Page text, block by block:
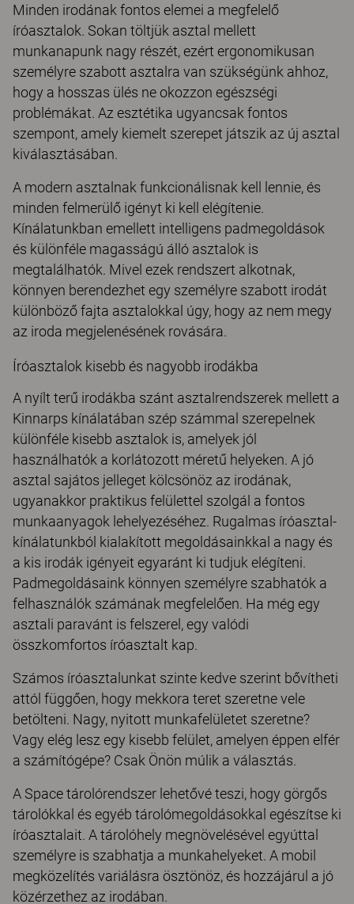
Minden irodának fontos elemei a megfelelő
íróasztalok. Sokan töltjük asztal mellett
munkanapunk nagy részét, ezért ergonomikusan
személyre szabott asztalra van szükségünk ahhoz,
hogy a hosszas ülés ne okozzon egészségi
problémákat. Az esztétika ugyancsak fontos
szempont, amely kiemelt szerepet játszik az új asztal
kiválasztásában.
A modern asztalnak funkcionálisnak kell lennie, és
minden felmerülő igényt ki kell elégítenie.
Kínálatunkban emellett intelligens padmegoldások
és különféle magasságú álló asztalok is
megtalálhatók. Mivel ezek rendszert alkotnak,
könnyen berendezhet egy személyre szabott irodát
különböző fajta asztalokkal úgy, hogy az nem megy
az iroda megjelenésének rovására.
Íróasztalok kisebb és nagyobb irodákba
A nyílt terű irodákba szánt asztalrendszerek mellett a
Kinnarps kínálatában szép számmal szerepelnek
különféle kisebb asztalok is, amelyek jól
használhatók a korlátozott méretű helyeken. A jó
asztal sajátos jelleget kölcsönöz az irodának,
ugyanakkor praktikus felülettel szolgál a fontos
munkaanyagok lehelyezéséhez. Rugalmas íróasztal-
kínálatunkból kialakított megoldásainkkal a nagy és
a kis irodák igényeit egyaránt ki tudjuk elégíteni.
Padmegoldásaink könnyen személyre szabhatók a
felhasználók számának megfelelően. Ha még egy
asztali paravánt is felszerel, egy valódi
összkomfortos íróasztalt kap.
Számos íróasztalunkat szinte kedve szerint bővítheti
attól függően, hogy mekkora teret szeretne vele
betölteni. Nagy, nyitott munkafelületet szeretne?
Vagy elég lesz egy kisebb felület, amelyen éppen elfér
a számítógépe? Csak Önön múlik a választás.
A Space tárolórendszer lehetővé teszi, hogy görgős
tárolókkal és egyéb tárolómegoldásokkal egészítse ki
íróasztalait. A tárolóhely megnövelésével egyúttal
személyre is szabhatja a munkahelyeket. A mobil
megközelítés variálásra ösztönöz, és hozzájárul a jó
közérzethez az irodában.